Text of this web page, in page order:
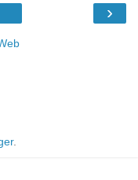
›
.